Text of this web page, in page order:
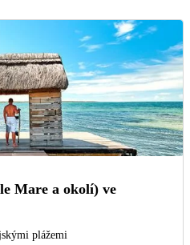
Mare a okolí) ve
plážemi